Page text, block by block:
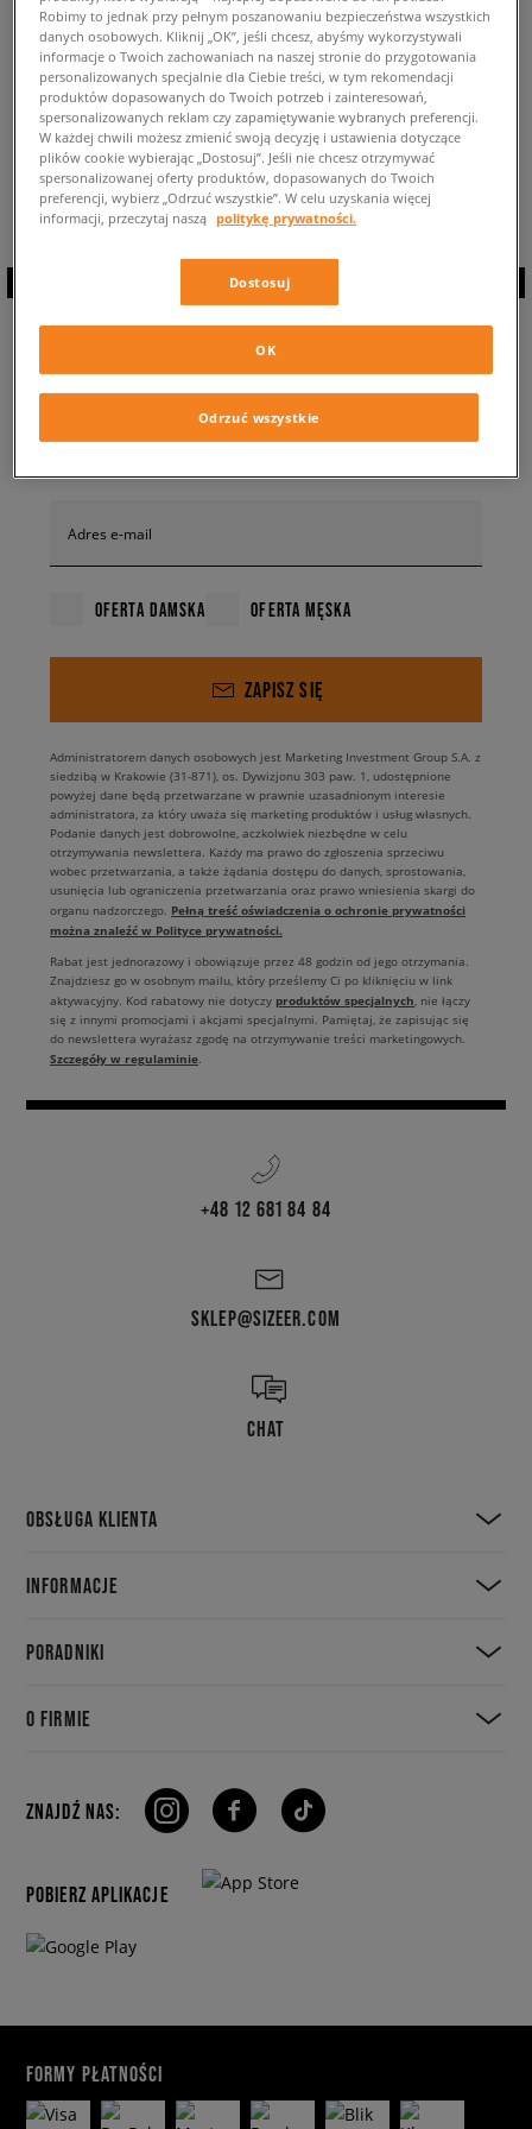
POWRÓT DO SKLEPU
Aktualnie przeglądasz buty męskie: Puma BMW ⭐ Dostępne modele tych
sneakersów dla mężczyzn: 0 ✅
ZAPISZ SIĘ DO
NEWSLETTERA
Adres e-mail
OFERTA DAMSKA OFERTA MĘSKA
ZAPISZ SIĘ
Administratorem danych osobowych jest Marketing Investment Group S.A. z
siedzibą w Krakowie (31-871), os. Dywizjonu 303 paw. 1, udostępnione
powyżej dane będą przetwarzane w prawnie uzasadnionym interesie
administratora, za który uważa się marketing produktów i usług własnych.
Podanie danych jest dobrowolne, aczkolwiek niezbędne w celu
otrzymywania newslettera. Każdy ma prawo do zgłoszenia sprzeciwu
wobec przetwarzania, a także żądania dostępu do danych, sprostowania,
usunięcia lub ograniczenia przetwarzania oraz prawo wniesienia skargi do
organu nadzorczego. Pełną treść oświadczenia o ochronie prywatności
można znaleźć w Polityce prywatności.
Rabat jest jednorazowy i obowiązuje przez 48 godzin od jego otrzymania.
Znajdziesz go w osobnym mailu, który prześlemy Ci po kliknięciu w link
aktywacyjny. Kod rabatowy nie dotyczy produktów specjalnych, nie łączy
się z innymi promocjami i akcjami specjalnymi. Pamiętaj, że zapisując się
do newslettera wyrażasz zgodę na otrzymywanie treści marketingowych.
Szczegóły w regulaminie.
+48 12 681 84 84
SKLEP@SIZEER.COM
CHAT
OBSŁUGA KLIENTA
INFORMACJE
PORADNIKI
O FIRMIE
ZNAJDŹ NAS:
POBIERZ APLIKACJE
FORMY PŁATNOŚCI
Robimy to jednak przy pełnym poszanowaniu bezpieczeństwa wszystkich
danych osobowych. Kliknij „OK”, jeśli chcesz, abyśmy wykorzystywali
informacje o Twoich zachowaniach na naszej stronie do przygotowania
personalizowanych specjalnie dla Ciebie treści, w tym rekomendacji
produktów dopasowanych do Twoich potrzeb i zainteresowań,
spersonalizowanych reklam czy zapamiętywanie wybranych preferencji.
W każdej chwili możesz zmienić swoją decyzję i ustawienia dotyczące
plików cookie wybierając „Dostosuj”. Jeśli nie chcesz otrzymywać
spersonalizowanej oferty produktów, dopasowanych do Twoich
preferencji, wybierz „Odrzuć wszystkie”. W celu uzyskania więcej
informacji, przeczytaj naszą politykę prywatności.
Dostosuj
Odrzuć wszystkie
OK